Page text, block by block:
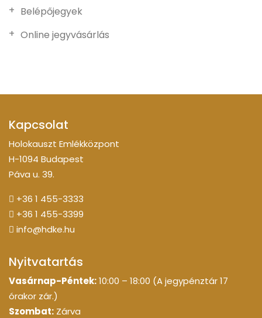
Belépőjegyek
Online jegyvásárlás
Kapcsolat
Holokauszt Emlékközpont
H-1094 Budapest
Páva u. 39.
+36 1 455-3333
+36 1 455-3399
info@hdke.hu
Nyitvatartás
Vasárnap-Péntek:10:00 – 18:00 (A jegypénztár 17
órakor zár.)
Szombat: Zárva